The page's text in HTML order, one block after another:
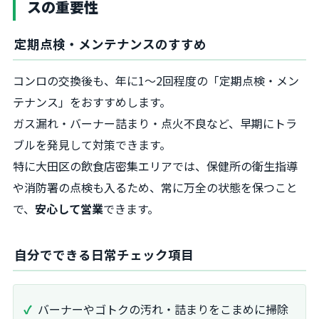
スの重要性
定期点検・メンテナンスのすすめ
コンロの交換後も、年に1～2回程度の「定期点検・メン
テナンス」をおすすめします。
ガス漏れ・バーナー詰まり・点火不良など、早期にトラ
ブルを発見して対策できます。
特に大田区の飲食店密集エリアでは、保健所の衛生指導
や消防署の点検も入るため、常に万全の状態を保つこと
で、 安心して営業できます。
自分でできる日常チェック項目
バーナーやゴトクの汚れ・詰まりをこまめに掃除